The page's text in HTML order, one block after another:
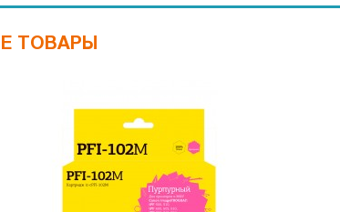
ТОВАРЫ